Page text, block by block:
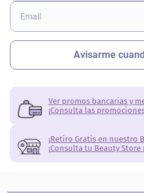
Ver promos bancarias y
¡Consulta las
¡Retiro Gratis en nuestro
¡Consulta tu Beauty Store